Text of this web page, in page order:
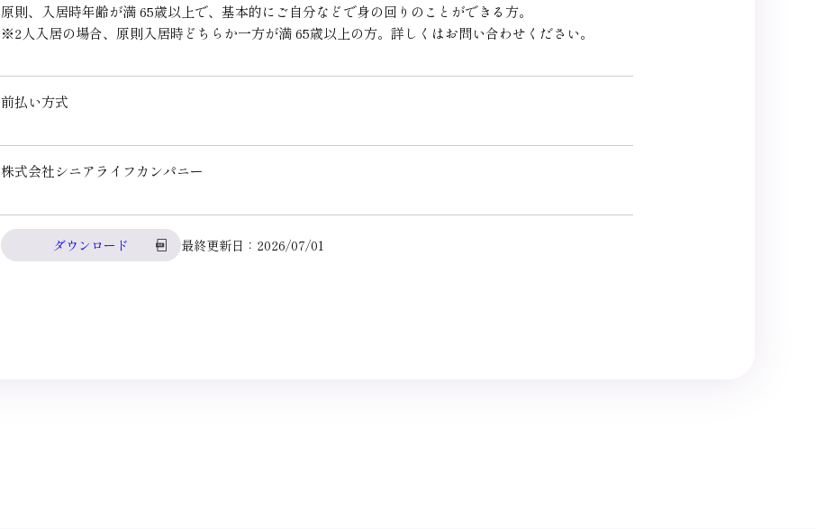
原則、入居時年齢が満 65歳以上で、基本的にご自分などで身の回りのことができる方。
※2人入居の場合、原則入居時どちらか一方が満 65歳以上の方。詳しくはお問い合わせください。
前払い方式
株式会社シニアライフカンパニー
ダウンロード 最終更新日：2026/07/01